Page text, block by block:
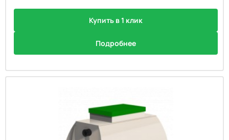
Купить в 1 клик
Подробнее